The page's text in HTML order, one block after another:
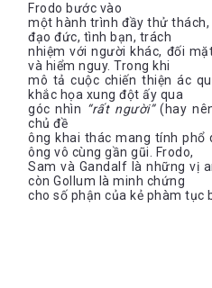
Frodo bước vào
một hành trình đầy thử
đạo đức, tình bạn, trách
nhiệm với người khác, đối
và hiểm nguy. Trong khi
mô tả cuộc chiến thiện ác
khắc họa xung đột ấy qua
góc nhìn “rất người”(hay
chủ đề
ông khai thác mang tính phổ
ông vô cùng gần gũi. Frodo,
Sam và Gandalf là những vị
còn Gollum là minh chứng
cho số phận của kẻ phàm tục